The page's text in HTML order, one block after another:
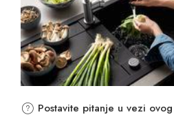
Postavite pitanje u vezi